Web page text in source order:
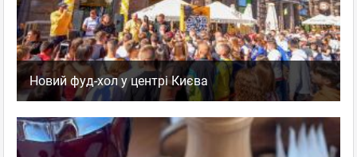
Napule ,Пиццерия Оценка 0
0
пожаловаться
ответить
Новий фуд-хол у центрі Києва